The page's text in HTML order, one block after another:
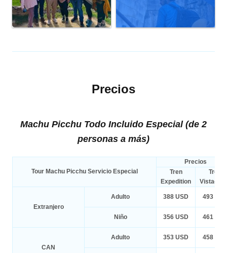
Precios
Machu Picchu Todo Incluido Especial (de 2
personas a más)
Tour Machu Picchu Servicio Especial
Precios
Tren
Expedition
Tren
Extranjero
Adulto 388 USD 493
Niño 356 USD 461
CAN
Adulto 353 USD 458